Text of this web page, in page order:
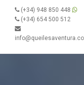
(+34) 948 850 448
(+34) 654 500 512